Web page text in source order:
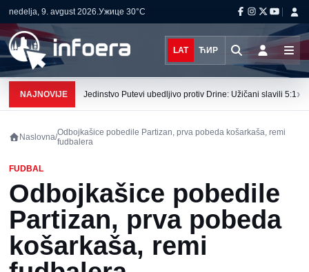
nedelja, 9. avgust 2026.Ужице 30°C
LAT ЋИР
NAJNOVIJE Jedinstvo Putevi ubedljivo protiv Drine: Užičani slavili 5:1›
Naslovna/Odbojkašice pobedile Partizan, prva pobeda košarkaša, remi
fudbalera
FUDBAL
Odbojkašice pobedile
Partizan, prva pobeda
košarkaša, remi